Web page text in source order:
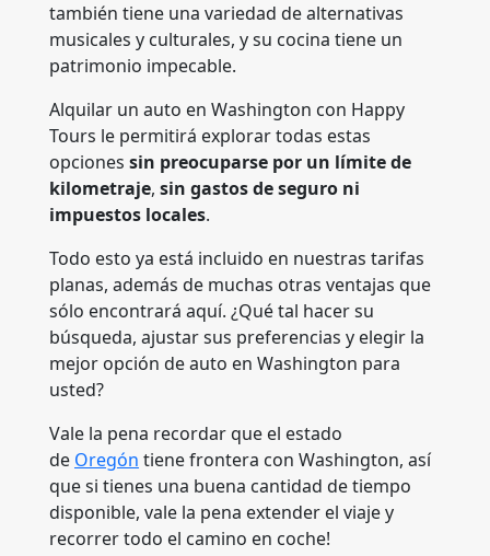
también tiene una variedad de alternativas
musicales y culturales, y su cocina tiene un
patrimonio impecable.
Alquilar un auto en Washington con Happy
Tours le permitirá explorar todas estas
opciones sin preocuparse por un límite de
kilometraje, sin gastos de seguro ni
impuestos locales.
Todo esto ya está incluido en nuestras tarifas
planas, además de muchas otras ventajas que
sólo encontrará aquí. ¿Qué tal hacer su
búsqueda, ajustar sus preferencias y elegir la
mejor opción de auto en Washington para
usted?
Vale la pena recordar que el estado
de Oregón tiene frontera con Washington, así
que si tienes una buena cantidad de tiempo
disponible, vale la pena extender el viaje y
recorrer todo el camino en coche!